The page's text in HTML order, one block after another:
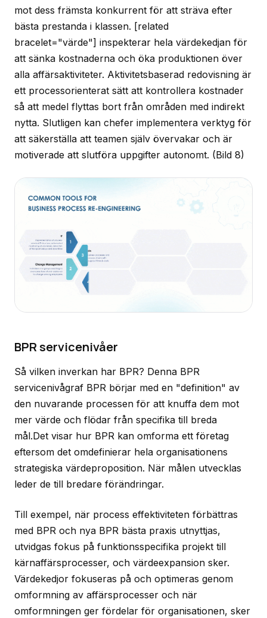
mot dess främsta konkurrent för att sträva efter
bästa prestanda i klassen. [related
bracelet="värde"] inspekterar hela värdekedjan för
att sänka kostnaderna och öka produktionen över
alla affärsaktiviteter. Aktivitetsbaserad redovisning är
ett processorienterat sätt att kontrollera kostnader
så att medel flyttas bort från områden med indirekt
nytta. Slutligen kan chefer implementera verktyg för
att säkerställa att teamen själv övervakar och är
motiverade att slutföra uppgifter autonomt. (Bild 8)
BPR servicenivåer
Så vilken inverkan har BPR? Denna BPR
servicenivågraf BPR börjar med en "definition" av
den nuvarande processen för att knuffa dem mot
mer värde och flödar från specifika till breda
mål.Det visar hur BPR kan omforma ett företag
eftersom det omdefinierar hela organisationens
strategiska värdeproposition. När målen utvecklas
leder de till bredare förändringar.
Till exempel, när process effektiviteten förbättras
med BPR och nya BPR bästa praxis utnyttjas,
utvidgas fokus på funktionsspecifika projekt till
kärnaffärsprocesser, och värdeexpansion sker.
Värdekedjor fokuseras på och optimeras genom
omformning av affärsprocesser och när
omformningen ger fördelar för organisationen, sker